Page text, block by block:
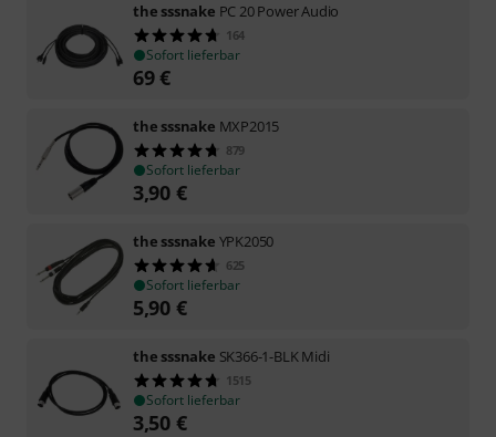
the sssnake PC 20 Power Audio
164
Sofort lieferbar
69€
the sssnake MXP2015
879
Sofort lieferbar
3,90 €
the sssnake YPK2050
625
Sofort lieferbar
5,90 €
the sssnake SK366-1-BLK Midi
1515
Sofort lieferbar
3,50 €